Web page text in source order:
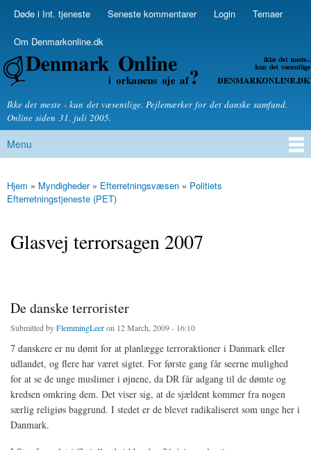
Skip to
Secondary menu
Døde i Int. tjeneste Seneste kommentarer Login Temaer
Om Denmarkonline.dk
Denmarkonline.dk - blognyheder om politik
Ikke det meste - kun det væsentlige. Pejlemærker for det danske samfund.
Online siden 31. juli 2005.
Main menu
Menu
You are here
Hjem » Myndigheder» Efterretningsvæsen » Politiets
Efterretningstjeneste (PET)
Glasvej terrorsagen 2007
De danske terrorister
Submitted byFlemmingLeeron 12 March, 2009 - 16:10
7 danskere er nu dømt for at planlægge terroraktioner i Danmark eller
udlandet, og flere har været sigtet. For første gang får seerne mulighed
for at se de unge muslimer i øjnene, da DR får adgang til de dømte og
kredsen omkring dem. Det viser sig, at de sjældent kommer fra nogen
særlig religiøs baggrund. I stedet er de blevet radikaliseret som unge her i
Danmark.